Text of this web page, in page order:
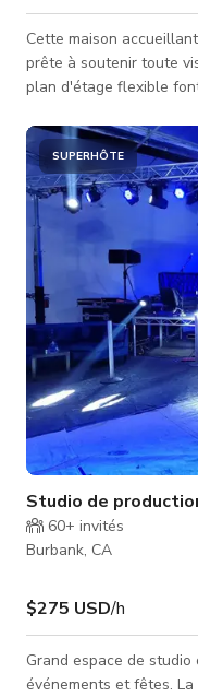
Cette maison
prête à soutenir toute
plan d'étage flexible
thème ou au concept.
de vue de produits, les
de création de contenu.
cuisine entièrement
e
SUPERHÔTE
Studio de
60+ invités
Burbank, CA
$275 USD/h
Grand espace de
événements et fêtes. La location comprend : - Grande zone de